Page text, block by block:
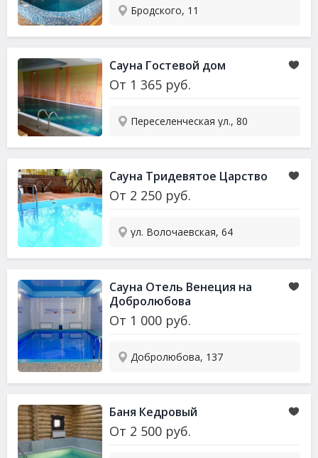
Бродского, 11
Сауна Гостевой дом
От 1 365 руб.
Переселенческая ул., 80
Сауна Тридевятое Царство
От 2 250 руб.
ул. Волочаевская, 64
Сауна Отель Венеция на
Добролюбова
От 1 000 руб.
Добролюбова, 137
Баня Кедровый
От 2 500 руб.